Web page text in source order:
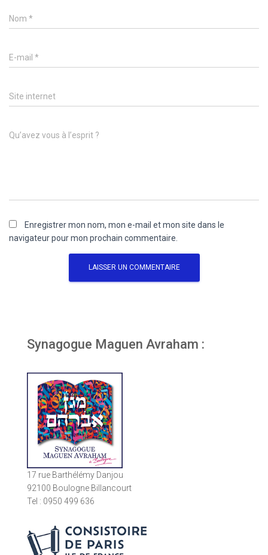
Nom *
E-mail *
Site internet
Qu’avez vous à l’esprit ?
Enregistrer mon nom, mon e-mail et mon site dans le
navigateur pour mon prochain commentaire.
Synagogue Maguen Avraham :
17 rue Barthélémy Danjou
92100 Boulogne Billancourt
Tel : 0950 499 636